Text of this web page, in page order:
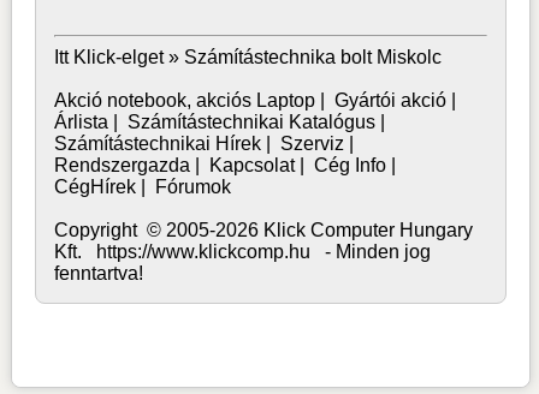
Itt Klick-elget » Számítástechnika bolt Miskolc
Akció notebook, akciós Laptop |Gyártói akció
Árlista
Számítástechnikai Katalógus
Számítástechnikai Hírek
Szerviz
Rendszergazda
Kapcsolat|Cég Info
CégHírek
Fórumok
Copyright © 2005-2026 Klick Computer Hungary
Kft. https://www.klickcomp.hu - Minden jog
fenntartva!